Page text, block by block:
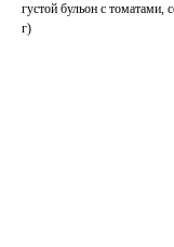
густой бульон с
г)